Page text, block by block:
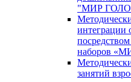
"МИР
интеграции
наборов
занятий